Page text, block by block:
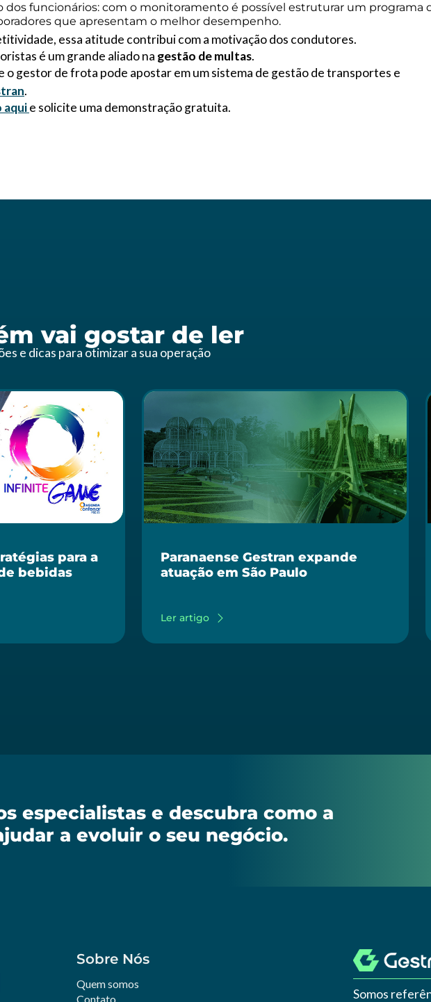
funcionários: com o monitoramento é possível estruturar um programa
que apresentam o melhor desempenho.
essa atitude contribui com a motivação dos condutores.
é um grande aliado na gestão de multas.
o gestor de frota pode apostar em um sistema de gestão de transportes e
.
aquie solicite uma demonstração gratuita.
vai gostar de ler
e dicas para otimizar a sua operação
para a
bebidas
Paranaense Gestran expande
atuação em São Paulo
Ler artigo
especialistas e descubra como a
a evoluir o seu negócio.
Sobre Nós
Quem somos
Contato
Somos